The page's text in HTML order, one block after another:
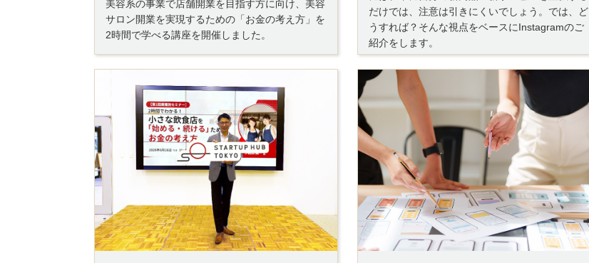
美容系の事業で店舗開業を目指す方に向け、美容
サロン開業を実現するための「お金の考え方」を
2時間で学べる講座を開催しました。
だけでは、注意は引きにくいでしょう。では、ど
うすれば？そんな視点をベースにInstagramのご
紹介をします。